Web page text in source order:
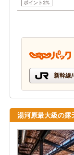
ポイント2%
新幹線
湯河原最大級の露